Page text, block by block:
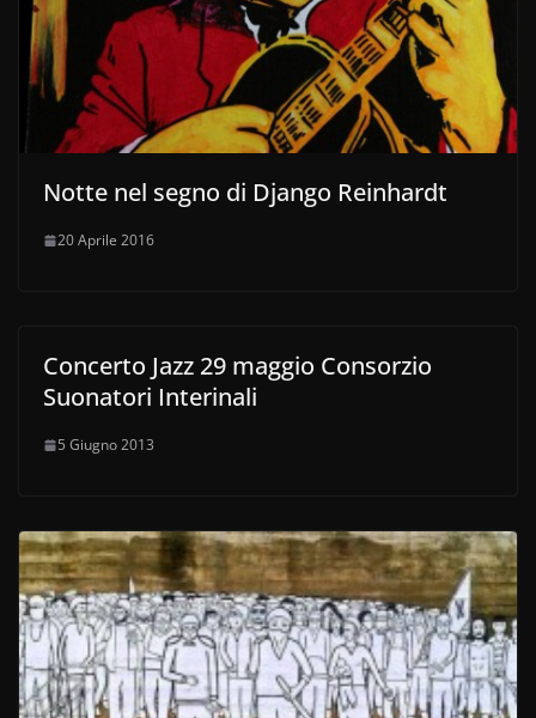
Notte nel segno di Django Reinhardt
20 Aprile 2016
Concerto Jazz 29 maggio Consorzio
Suonatori Interinali
5 Giugno 2013